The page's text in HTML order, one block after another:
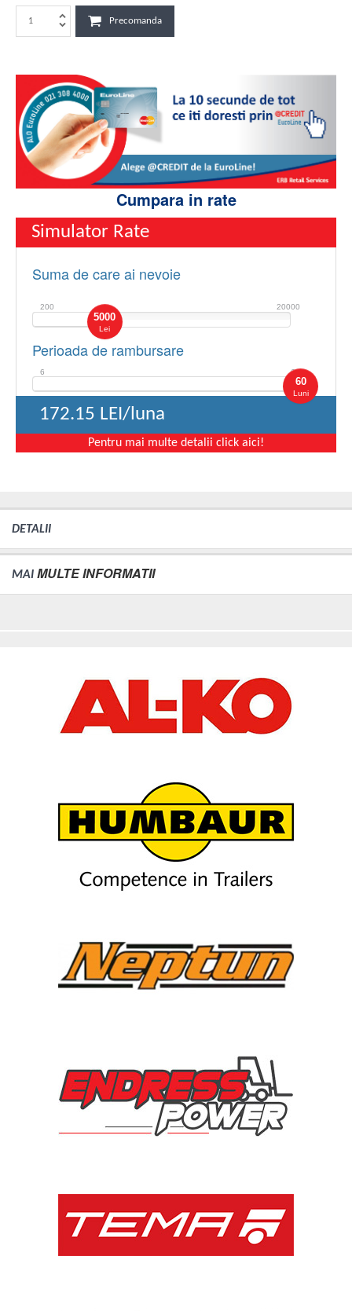
Precomanda
Cumpara in rate
Simulator Rate
Suma de care ai nevoie
5000
Lei
200 20000
Perioada de rambursare
60
Luni
6 60
172.15 LEI/luna
Pentru mai multe detalii click aici!
DETALII
MAI MULTE INFORMATII